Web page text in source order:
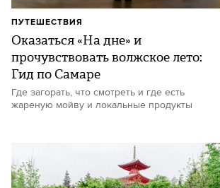
Оказаться «На дне» и
прочувствовать волжское лето:
Гид по Самаре
Где загорать, что смотреть и где есть
жареную мойву и локальные продукты
ПУТЕШЕСТВИЯ